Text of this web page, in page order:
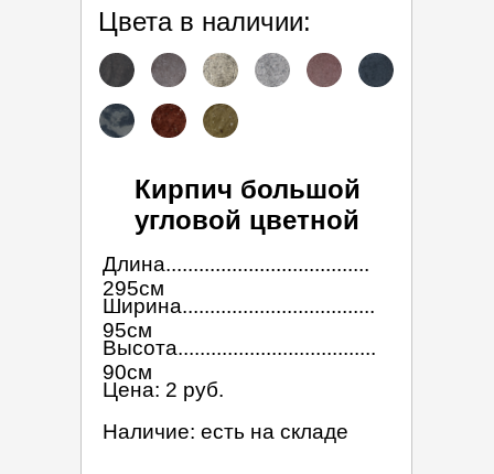
Кирпич большой
угловой цветной
Цвета в наличии:
Цена: 2 руб.
Наличие: есть на складе
Длина.....................................
295см
Высота....................................
90см
Ширина...................................
95см